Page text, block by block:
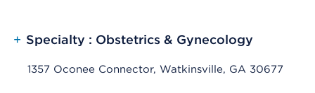
+ Specialty : Obstetrics & Gynecology
1357 Oconee Connector, Watkinsville, GA 30677